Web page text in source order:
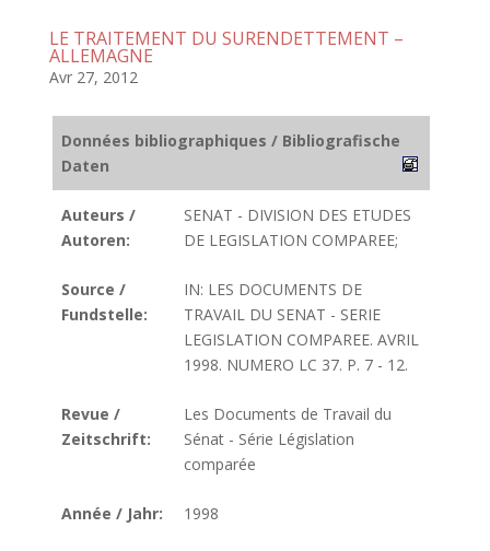
LE TRAITEMENT DU SURENDETTEMENT –
ALLEMAGNE
Avr 27, 2012
Données bibliographiques / Bibliografische
Daten
Auteurs /
Autoren:
SENAT - DIVISION DES ETUDES
DE LEGISLATION COMPAREE;
Source /
Fundstelle:
IN: LES DOCUMENTS DE
TRAVAIL DU SENAT - SERIE
LEGISLATION COMPAREE. AVRIL
1998. NUMERO LC 37. P. 7 - 12.
Revue /
Zeitschrift:
Les Documents de Travail du
Sénat - Série Législation
comparée
Année / Jahr: 1998